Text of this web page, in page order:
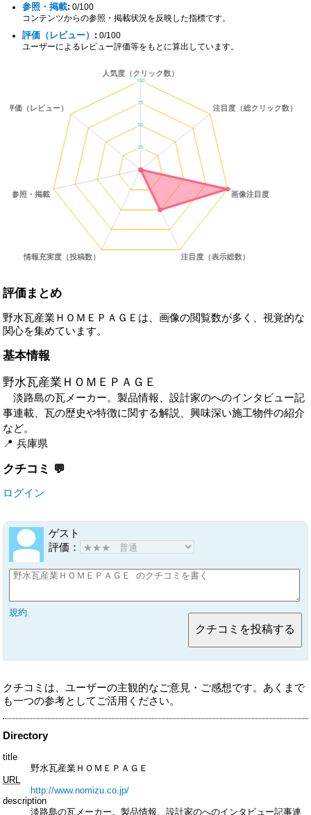
参照・掲載: 0/100
コンテンツからの参照・掲載状況を反映した指標です。
評価（レビュー） : 0/100
ユーザーによるレビュー評価等をもとに算出しています。
評価まとめ
野水瓦産業ＨＯＭＥＰＡＧＥは、画像の閲覧数が多く、視覚的な
関心を集めています。
基本情報
野水瓦産業ＨＯＭＥＰＡＧＥ
淡路島の瓦メーカー。製品情報、設計家のへのインタビュー記
事連載、瓦の歴史や特徴に関する解説、興味深い施工物件の紹介
など。
兵庫県
クチコミ
ログイン
ゲスト
評価：
規約
クチコミは、ユーザーの主観的なご意見・ご感想です。あくまで
も一つの参考としてご活用ください。
Directory
title
野水瓦産業ＨＯＭＥＰＡＧＥ
URL
http://www.nomizu.co.jp/
description
淡路島の瓦メーカー。製品情報、設計家のへのインタビュー記事連